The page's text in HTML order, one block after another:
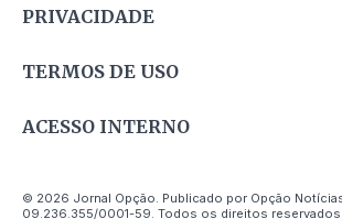
PRIVACIDADE
TERMOS DE USO
ACESSO INTERNO
© 2026 Jornal Opção. Publicado por Opção Notícias
09.236.355/0001-59. Todos os direitos reservados.